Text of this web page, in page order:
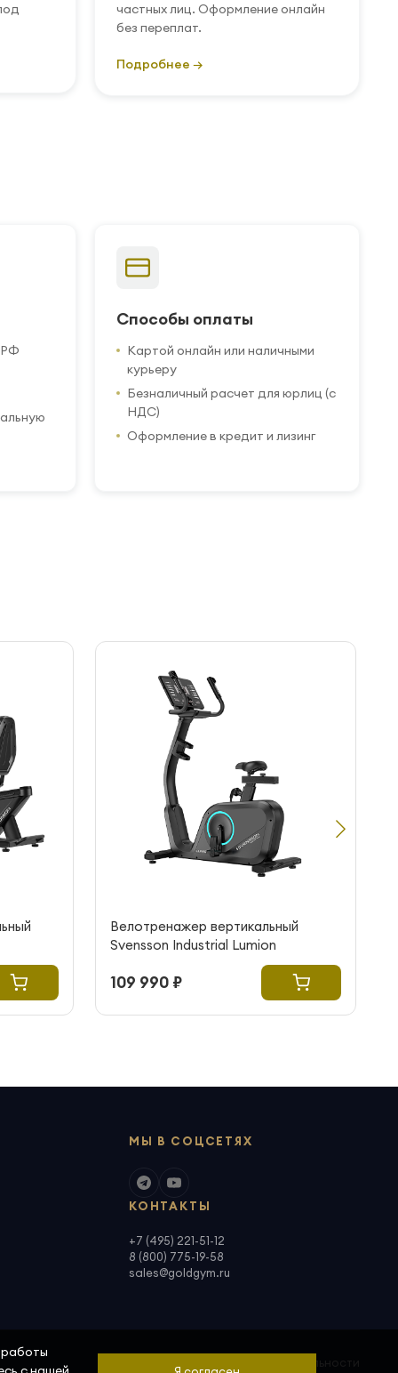
частных лиц. Оформление онлайн
без переплат.
Подробнее →
РФ
Способы оплаты
Картой онлайн или наличными
курьеру
Безналичный расчет для юрлиц (с
НДС)
Оформление в кредит и лизинг
Велотренажер вертикальный
Svensson Industrial Lumion
109 990 ₽
МЫ В СОЦСЕТЯХ
КОНТАКТЫ
+7 (495) 221-51-12
8 (800) 775-19-58
sales@goldgym.ru